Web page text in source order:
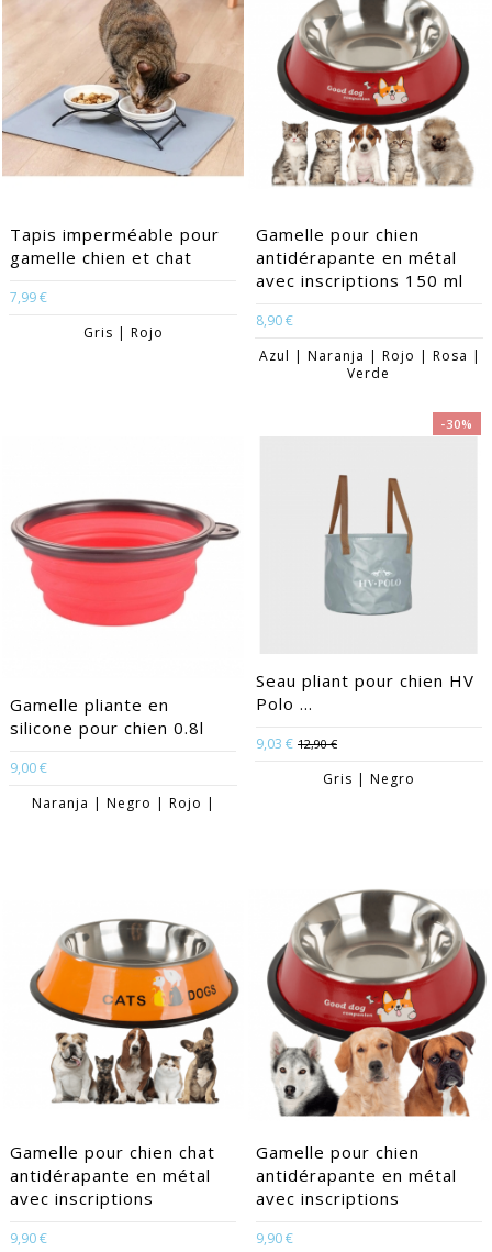
Tapis imperméable pour
gamelle chien et chat
7,99 €
Gris | Rojo
Gamelle pour chien
antidérapante en métal
avec inscriptions 150 ml
8,90 €
Azul | Naranja | Rojo | Rosa |
Verde
Gamelle pliante en
silicone pour chien 0.8l
9,00 €
Naranja | Negro | Rojo |
-30%
Seau pliant pour chien HV
Polo ...
9,03 € 12,90 €
Gris | Negro
Gamelle pour chien chat
antidérapante en métal
avec inscriptions
9,90 €
Gamelle pour chien
antidérapante en métal
avec inscriptions
9,90 €